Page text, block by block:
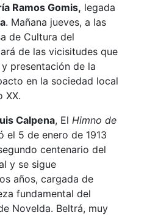
Ramos Gomis, legada
. Mañana jueves, a las
de Cultura del
de las vicisitudes que
presentación de la
en la sociedad local
XX.
Calpena, El Himno de
el 5 de enero de 1913
centenario del
y se sigue
años, cargada de
fundamental del
Novelda. Beltrá, muy